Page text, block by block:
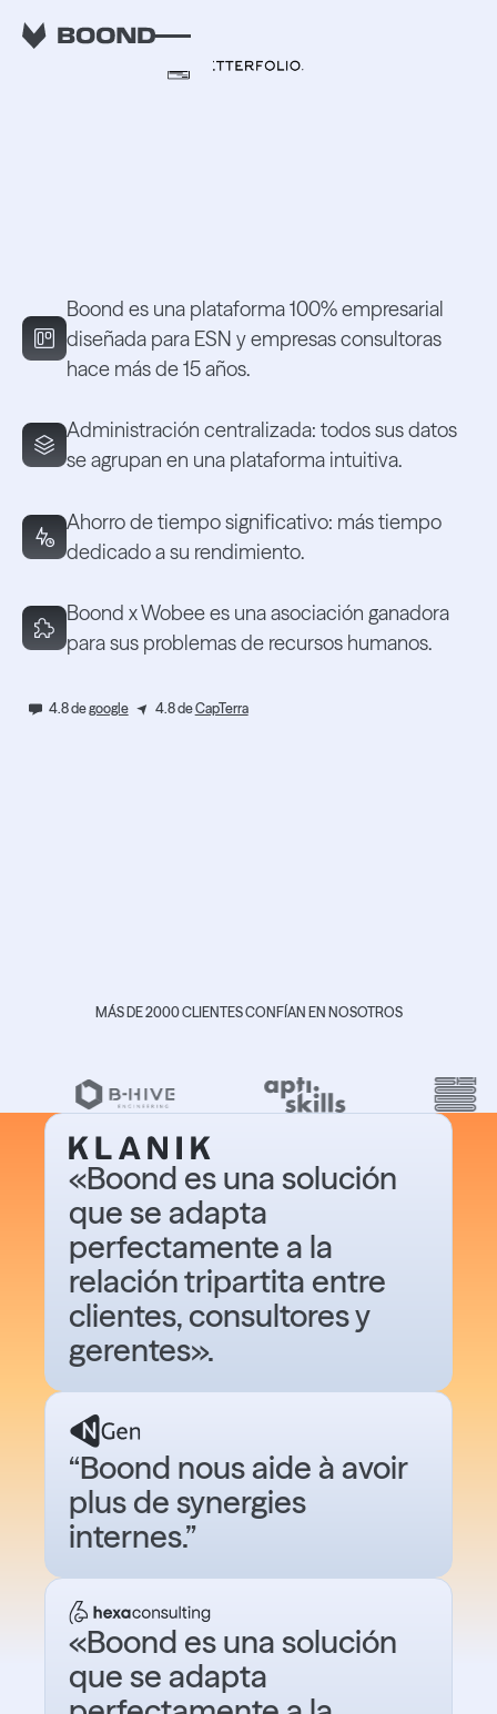
Boond es una plataforma 100% empresarial
diseñada para ESN y empresas consultoras
hace más de 15 años.
Administración centralizada: todos sus datos
se agrupan en una plataforma intuitiva.
Ahorro de tiempo significativo: más tiempo
dedicado a su rendimiento.
Boond x Wobee es una asociación ganadora
para sus problemas de recursos humanos.
4.8 degoogle 4.8 deCapTerra
MÁS DE 2000 CLIENTES CONFÍAN EN NOSOTROS
«Boond es una solución
que se adapta
perfectamente a la
relación tripartita entre
clientes, consultores y
gerentes».
“Boond nous aide à avoir
plus de synergies
internes.”
«Boond es una solución
que se adapta